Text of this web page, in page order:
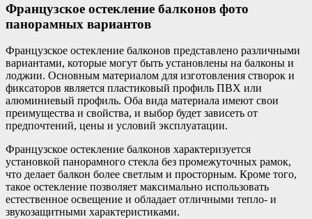
Французское остекление балконов фото
панорамных вариантов
Французское остекление балконов представлено различными
вариантами, которые могут быть установлены на балконы и
лоджии. Основным материалом для изготовления створок и
фиксаторов является пластиковый профиль ПВХ или
алюминиевый профиль. Оба вида материала имеют свои
преимущества и свойства, и выбор будет зависеть от
предпочтений, цены и условий эксплуатации.
Французское остекление балконов характеризуется
установкой панорамного стекла без промежуточных рамок,
что делает балкон более светлым и просторным. Кроме того,
такое остекление позволяет максимально использовать
естественное освещение и обладает отличными тепло- и
звукозащитными характеристиками.